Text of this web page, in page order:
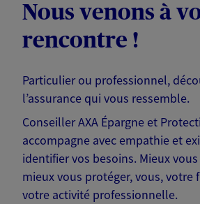
Nous venons à
rencontre !
Particulier ou professionnel,
l’assurance qui vous ressemble.
Conseiller AXA Épargne et
accompagne avec empathie et
identifier vos besoins. Mieux
mieux vous protéger, vous, votre
votre activité professionnelle.